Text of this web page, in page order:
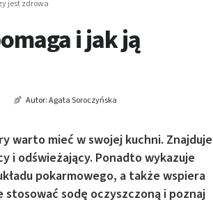
jest zdrowa
i jak ją
Autor:Agata Soroczyńska
warto mieć w swojej kuchni. Znajduje
i odświeżający. Ponadto wykazuje
pokarmowego, a także wspiera
sodę oczyszczoną i poznaj